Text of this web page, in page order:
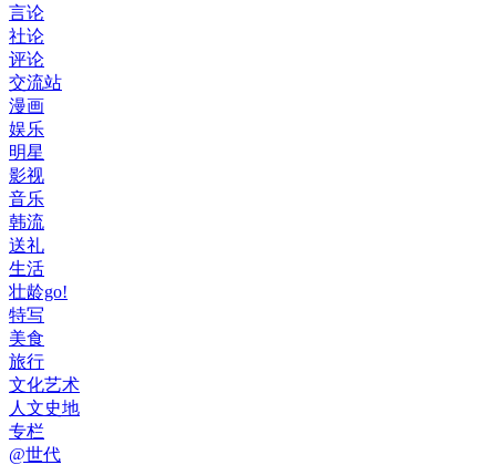
言论
社论
评论
交流站
漫画
娱乐
明星
影视
音乐
韩流
送礼
生活
壮龄go!
特写
美食
旅行
文化艺术
人文史地
专栏
@世代